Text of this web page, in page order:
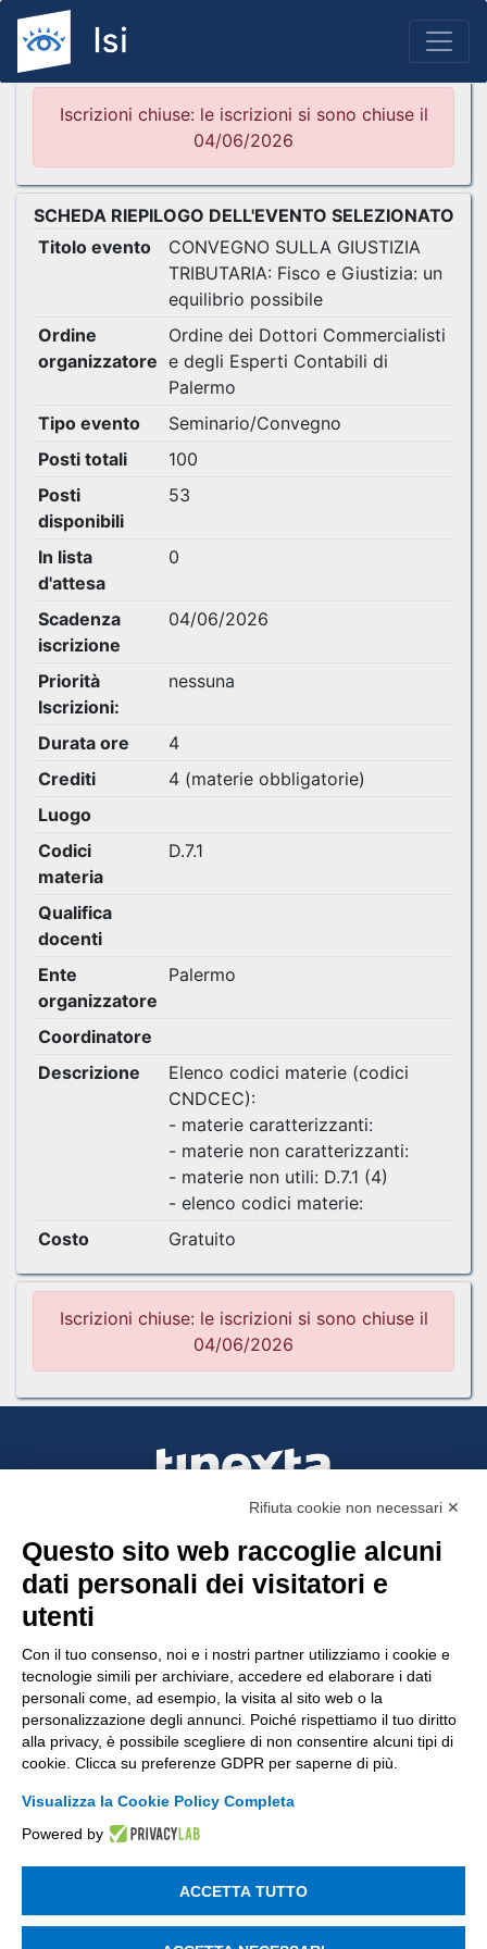
Iscrizioni chiuse: le iscrizioni si sono chiuse il
04/06/2026
SCHEDA RIEPILOGO DELL'EVENTO SELEZIONATO
Titolo evento
CONVEGNO SULLA GIUSTIZIA
TRIBUTARIA: Fisco e Giustizia: un
equilibrio possibile
Ordine
organizzatore
Ordine dei Dottori Commercialisti
e degli Esperti Contabili di
Palermo
Tipo evento
Seminario/Convegno
Posti totali
100
Posti
disponibili
53
In lista
d'attesa
0
Scadenza
iscrizione
04/06/2026
Priorità
Iscrizioni:
nessuna
Durata ore
4
Crediti
4 (materie obbligatorie)
Luogo
Codici
materia
D.7.1
Qualifica
docenti
Ente
organizzatore
Palermo
Coordinatore
Descrizione
Elenco codici materie (codici
CNDCEC):
- materie caratterizzanti:
- materie non caratterizzanti:
- materie non utili: D.7.1 (4)
- elenco codici materie:
Costo
Gratuito
Iscrizioni chiuse: le iscrizioni si sono chiuse il
04/06/2026
Tinexta Visura SpA
Piazzale Flaminio 1/b, 00196 Roma, Italia
Società soggetta alla direzione e coordinamento
di Tinexta SpA
P.IVA 05338771008 REA n. 877679
UTILITÀ
Verifica attestato di presenza
POLICIES AND TERMS
Informativa cookie
Rifiuta cookie non necessari ✕
Questo sito web raccoglie alcuni
dati personali dei visitatori e
utenti
Con il tuo consenso, noi e i nostri partner utilizziamo i cookie e
tecnologie simili per archiviare, accedere ed elaborare i dati
personali come, ad esempio, la visita al sito web o la
personalizzazione degli annunci. Poiché rispettiamo il tuo diritto
alla privacy, è possibile scegliere di non consentire alcuni tipi di
cookie. Clicca su preferenze GDPR per saperne di più.
Visualizza la Cookie Policy Completa
Powered by
ACCETTA TUTTO